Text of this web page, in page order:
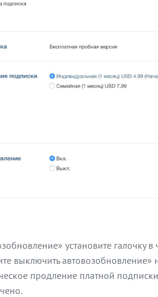
установите
выключить
продление платной